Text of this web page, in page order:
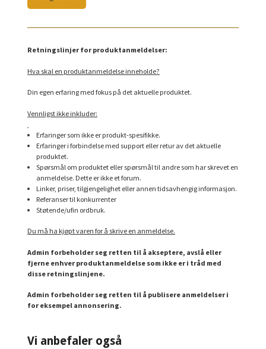
Retningslinjer for produktanmeldelser:
Hva skal en produktanmeldelse inneholde?
Din egen erfaring med fokus på det aktuelle produktet.
Vennligst ikke inkluder:
Erfaringer som ikke er produkt-spesifikke.
Erfaringer i forbindelse med support eller retur av det aktuelle
produktet.
Spørsmål om produktet eller spørsmål til andre som har skrevet en
anmeldelse. Dette er ikke et forum.
Linker, priser, tilgjengelighet eller annen tidsavhengig informasjon.
Referanser til konkurrenter
Støtende/ufin ordbruk.
Du må ha kjøpt varen for å skrive en anmeldelse.
Admin forbeholder seg retten til å akseptere, avslå eller
fjerne enhver produktanmeldelse som ikke er i tråd med
disse retningslinjene.
Admin forbeholder seg retten til å publisere anmeldelser i
for eksempel annonsering.
Vi anbefaler også